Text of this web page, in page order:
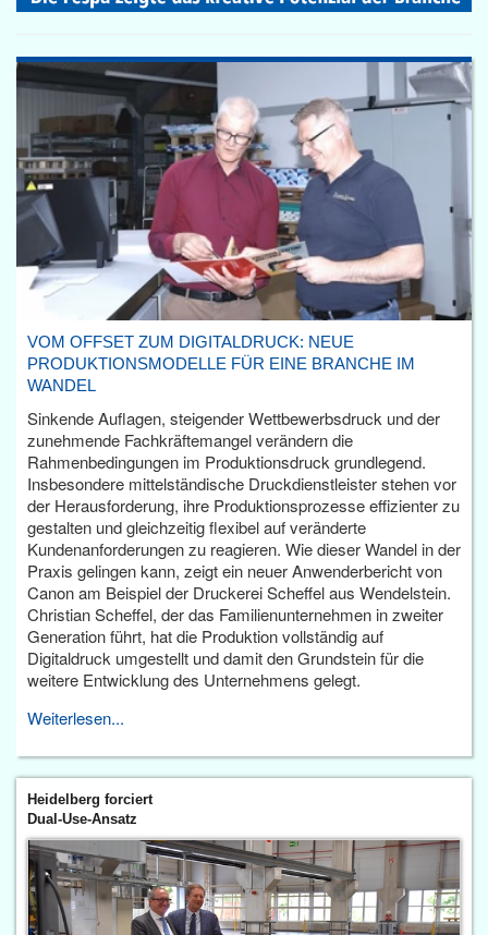
VOM OFFSET ZUM DIGITALDRUCK: NEUE
PRODUKTIONSMODELLE FÜR EINE BRANCHE IM
WANDEL
Sinkende Auflagen, steigender Wettbewerbsdruck und der
zunehmende Fachkräftemangel verändern die
Rahmenbedingungen im Produktionsdruck grundlegend.
Insbesondere mittelständische Druckdienstleister stehen vor
der Herausforderung, ihre Produktionsprozesse effizienter zu
gestalten und gleichzeitig flexibel auf veränderte
Kundenanforderungen zu reagieren. Wie dieser Wandel in der
Praxis gelingen kann, zeigt ein neuer Anwenderbericht von
Canon am Beispiel der Druckerei Scheffel aus Wendelstein.
Christian Scheffel, der das Familienunternehmen in zweiter
Generation führt, hat die Produktion vollständig auf
Digitaldruck umgestellt und damit den Grundstein für die
weitere Entwicklung des Unternehmens gelegt.
Weiterlesen...
Heidelberg forciert
Dual-Use-Ansatz